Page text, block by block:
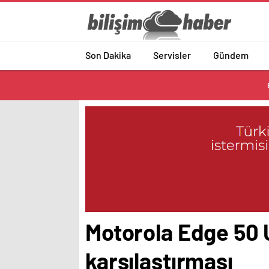
Son Dakika Servisler Gündem
Motorola Edge
karşılaştırması